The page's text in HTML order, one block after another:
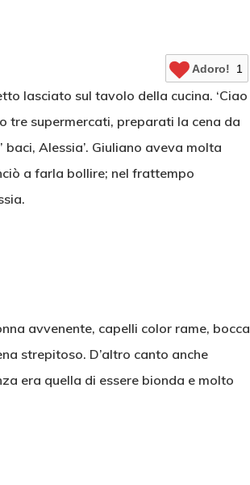
Adoro! 1
lasciato sul tavolo della cucina. ‘Ciao
tre supermercati, preparati la cena da
Alessia’. Giuliano aveva molta
a farla bollire; nel frattempo
avvenente, capelli color rame, bocca
strepitoso. D’altro canto anche
era quella di essere bionda e molto